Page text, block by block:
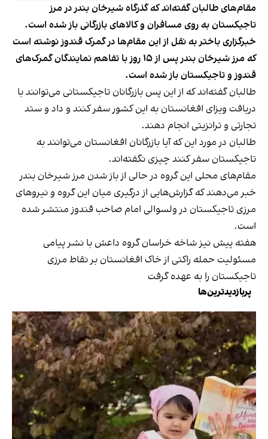
مقام‌های طالبان گفته‌اند که گذرگاه شیرخان بندر در مرز
تاجیکستان به روی مسافران و کالاهای بازرگانی باز شده است.
خبرگزاری باختر به نقل از این مقام‌ها در گمرک قندوز نوشته است
که مرز شیرخان بندر پس از ۱۵ روز با تفاهم نمایندگان گمرک‌های
قندوز و تاجیکستان باز شده است.
طالبان گفته‌اند که از این پس بازرگانان تاجیکستانی می‌توانند با
دریافت ویزای افغانستان به این کشور سفر کنند و داد و ستد
تجارتی و ترانزیتی انجام دهند.
طالبان در مورد این که آیا بازرگانان افغانستان می‌توانند به
تاجیکستان سفر کنند چیزی نگفته‌اند.
مقام‌های محلی این گروه در حالی از باز شدن مرز شیرخان بندر
خبر می‌دهند که گزارش‌هایی از درگیری میان این گروه و نیرو‌های
مرزی تاجیکستان در ولسوالی امام صاحب قندوز منتشر شده
است.
هفته پیش نیز شاخه خراسان گروه داعش با نشر پیامی
مسئولیت حمله راکتی از خاک افغانستان بر نقاط مرزی
تاجیکستان را به عهده گرفت
پربازدیدترین‌ها